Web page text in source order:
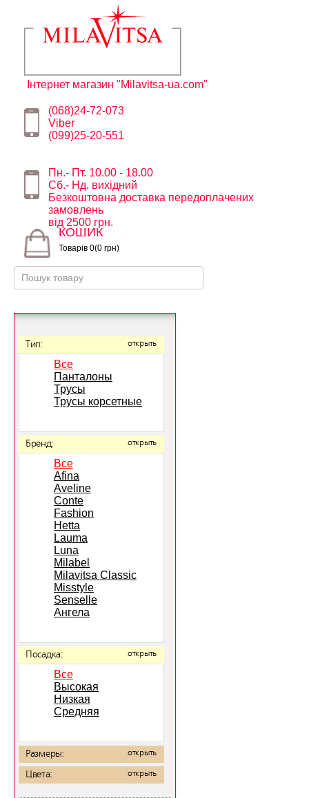
Інтернет магазин "Milavitsa-ua.com"
(068)24-72-073
Viber
(099)25-20-551
Пн.- Пт. 10.00 - 18.00
Сб.- Нд. вихідний
Безкоштовна доставка передоплачених
замовлень
від 2500 грн.
КОШИК
Товарів 0(0 грн)
Тип: открыть
Все
Панталоны
Трусы
Трусы корсетные
Бренд: открыть
Все
Afina
Aveline
Conte
Fashion
Hetta
Lauma
Luna
Milabel
Milavitsa Classic
Misstyle
Senselle
Ангела
Посадка: открыть
Все
Высокая
Низкая
Средняя
Размеры: открыть
Цвета: открыть